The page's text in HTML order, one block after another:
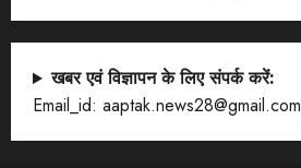
खबर एवं विज्ञापन के लिए संपर्क करें:
Email_id: aaptak.news28@gmail.com